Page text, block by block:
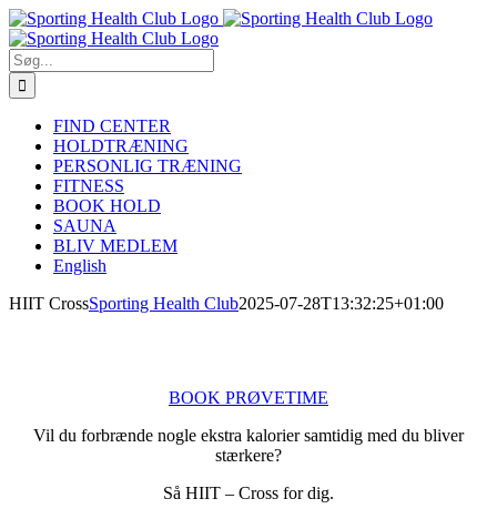
Skip
to
content
Søg
efter:
FIND CENTER
HOLDTRÆNING
PERSONLIG TRÆNING
FITNESS
BOOK HOLD
SAUNA
BLIV MEDLEM
English
HIIT CrossSporting Health Club2025-07-28T13:32:25+01:00
BOOK PRØVETIME
Vil du forbrænde nogle ekstra kalorier samtidig med du bliver
stærkere?
Så HIIT – Cross for dig.